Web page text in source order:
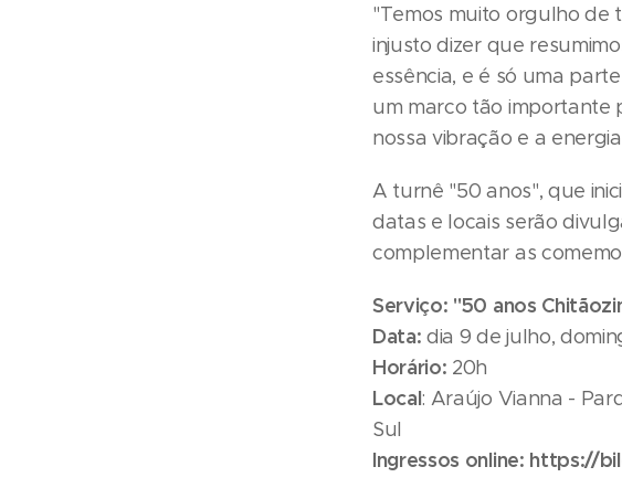
"Temos muito orgulho de
injusto dizer que
essência, e é só uma
um marco tão importante
nossa vibração e a
A turnê "50 anos", que
datas e locais serão
complementar as
Serviço: "50 anos
Data: dia 9 de julho,
Horário: 20h
Local: Araújo Vianna -
Sul
Ingressos online: https://